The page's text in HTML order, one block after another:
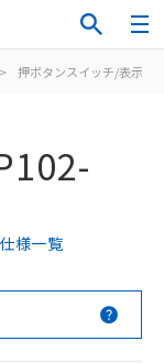
> 押ボタンスイッチ/表示灯
様一覧